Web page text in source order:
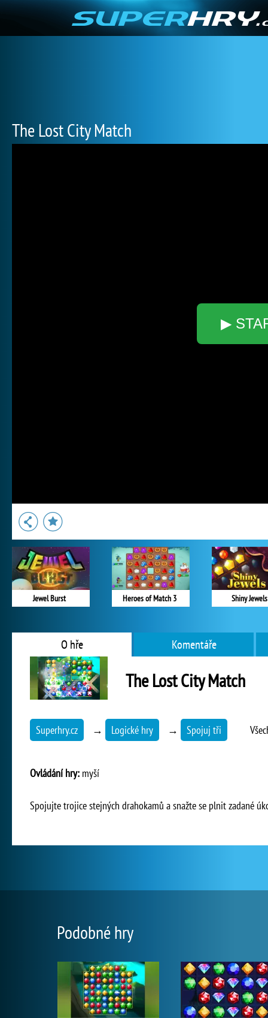
The Lost City Match
▶
Jewel Burst Heroes of Match 3 Shiny Jewels
O hře Komentáře
The Lost City Match
Superhry.cz → Logické hry → Spojuj tři
Ovládání hry: myší
Spojujte trojice stejných drahokamů a snažte se plnit zadané
Podobné hry